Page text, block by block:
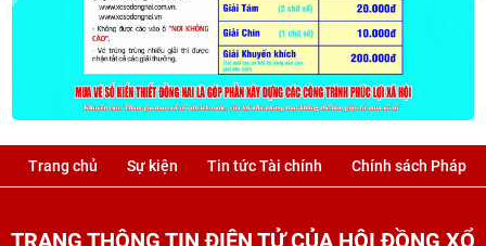
Trang chủ Sự kiện Tin tức Tài chính Chính sách Pháp
TRANG THÔNG TIN ĐIỆN TỬ CỦA HỘI ĐỒNG XỔ